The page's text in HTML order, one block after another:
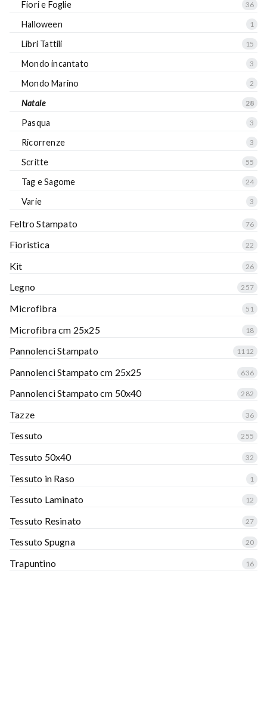
Fiori e Foglie 36
Halloween 1
Libri Tattili 15
Mondo incantato 3
Mondo Marino 2
Natale 28
Pasqua 3
Ricorrenze 3
Scritte 55
Tag e Sagome 24
Varie 3
Feltro Stampato 76
Fioristica 22
Kit 26
Legno 257
Microfibra 51
Microfibra cm 25x25 18
Pannolenci Stampato 1112
Pannolenci Stampato cm 25x25 636
Pannolenci Stampato cm 50x40 282
Tazze 36
Tessuto 255
Tessuto 50x40 32
Tessuto in Raso 1
Tessuto Laminato 12
Tessuto Resinato 27
Tessuto Spugna 20
Trapuntino 16